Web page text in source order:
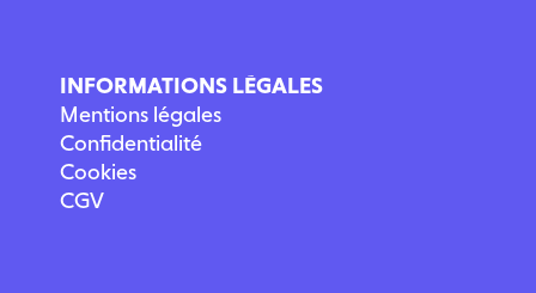
INFORMATIONS LÉGALES
Mentions légales
Confidentialité
Cookies
CGV